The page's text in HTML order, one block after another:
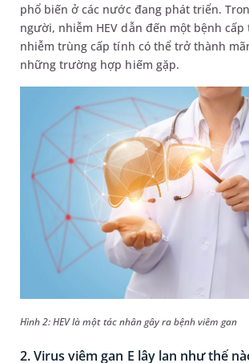
phổ biến ở các nước đang phát triển.
người, nhiễm HEV dẫn đến một bệnh cấp
nhiễm trùng cấp tính có thể trở thành
những trường hợp hiếm gặp.
Hình 2: HEV là một tác nhân gây ra bệnh viêm gan
2. Virus viêm gan E lây lan như thế